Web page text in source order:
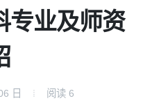
专业及师资
日 阅读 6